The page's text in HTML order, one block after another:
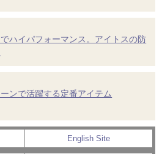
ハイパフォーマンス。アイトスの防
ンで活躍する定番アイテム
English Site